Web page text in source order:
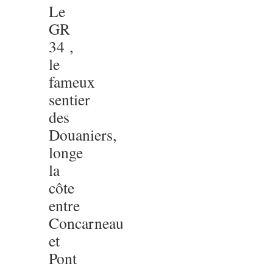
Le
GR
34 ,
le
fameux
sentier
des
Douaniers,
longe
la
côte
entre
Concarneau
et
Pont